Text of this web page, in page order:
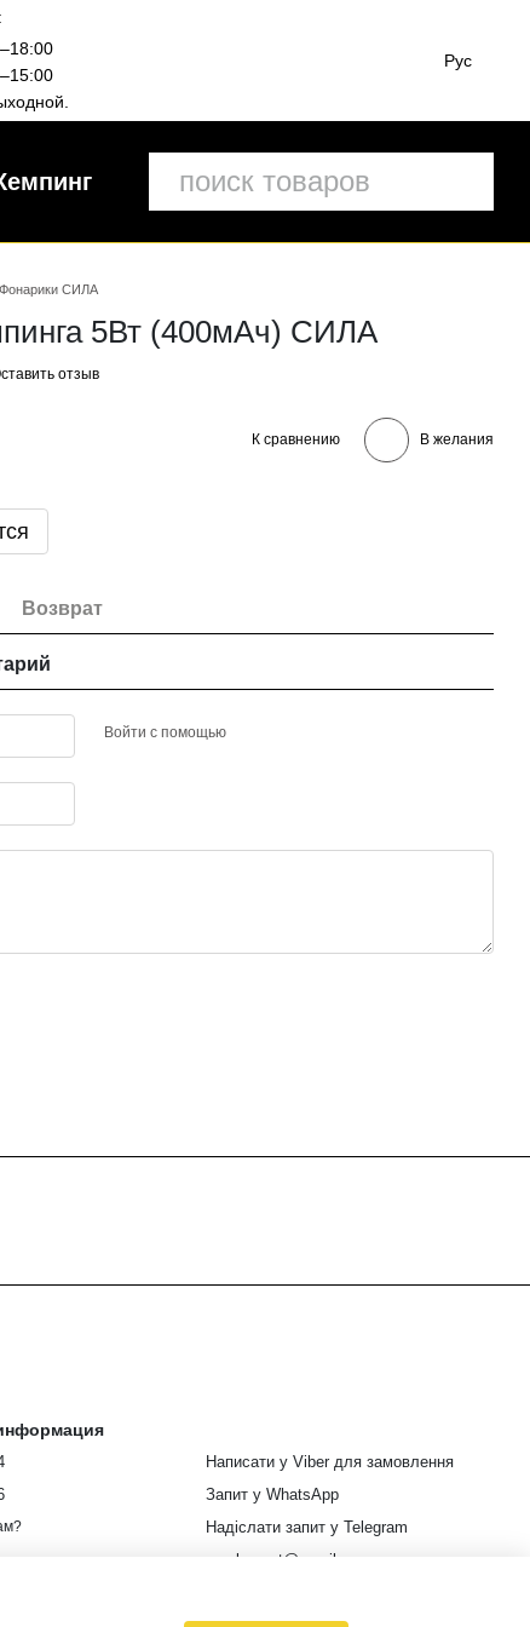
Рус
Фонарики СИЛА
5Вт (400мАч) СИЛА
отзыв
К сравнению В желания
Возврат
Войти с помощью
Написати у Viber для замовлення
Запит у WhatsApp
Надіслати запит у Telegram
euroleopart@gmail.com